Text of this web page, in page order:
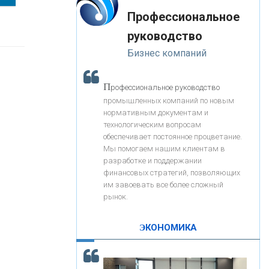
«ЗАПСИБКОМБАНК»
«РОСЕВРОБАНК»
«ПРЕСС-СЛУЖБА ВТБ24»
«АВТОГРАДБАНК»
«ПРОМРЕГИОНБАНК»
ОНАС
КОНТАКТЫ
корость - один из главных трендов в
кредитовании бизнеса - «Интервью»
-- Лучшее, что можно сделать с хорошим советом, это
пропустить его мимо ушей. Он никогда не бывает
полезен никому, кроме того, кто его дал.
-- Люблю давать советы и очень не люблю, когда их
дают мне.
Профессиональное
руководство
Бизнес компаний
Профессиональное руководство
промышленных компаний по новым
нормативным документам и
технологическим вопросам
обеспечивает постоянное процветание.
Мы помогаем нашим клиентам в
разработке и поддержании
финансовых стратегий, позволяющих
им завоевать все более сложный
рынок.
ЭКОНОМИКА